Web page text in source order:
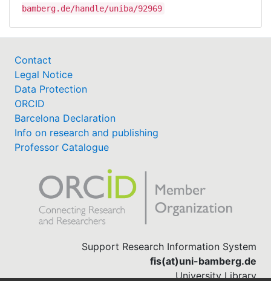
bamberg.de/handle/uniba/92969
Contact
Legal Notice
Data Protection
ORCID
Barcelona Declaration
Info on research and publishing
Professor Catalogue
Support Research Information System
fis(at)uni-bamberg.de
University Library